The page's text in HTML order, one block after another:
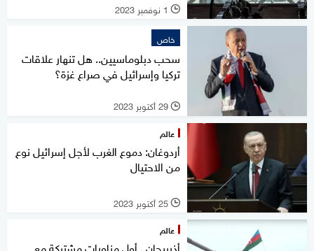
l 1 نوفمبر 2023
خاص
سحب دبلوماسيين.. هل تنهار علاقات
تركيا وإسرائيل في صراع غزة؟
l 29 أكتوبر 2023
عالم
أردوغان: دموع الغرب لأجل إسرائيل نوع
من الاحتيال
l 25 أكتوبر 2023
عالم
أذربيجان.. أول مناورات مشتركة مع